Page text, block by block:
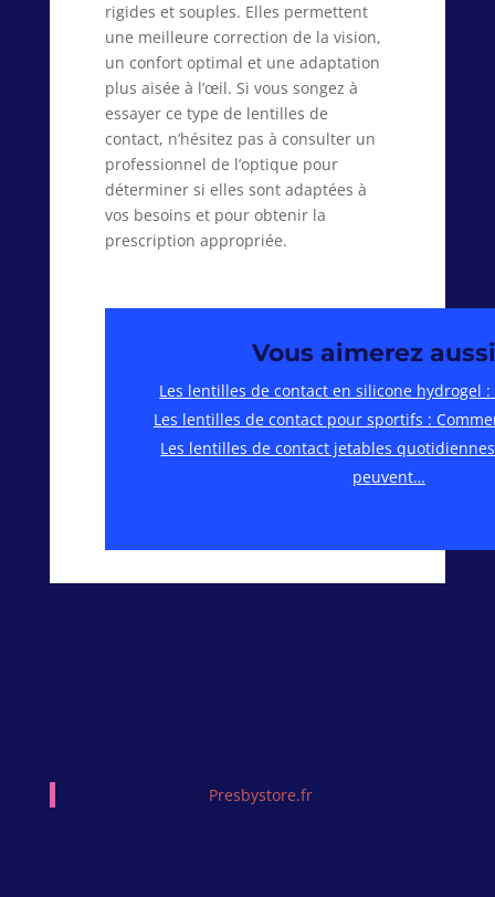
rigides et souples. Elles permettent
une meilleure correction de la vision,
un confort optimal et une adaptation
plus aisée à l’œil. Si vous songez à
essayer ce type de lentilles de
contact, n’hésitez pas à consulter un
professionnel de l’optique pour
déterminer si elles sont adaptées à
vos besoins et pour obtenir la
prescription appropriée.
Vous aimerez
Les lentilles de contact en silicone hydrogel
Les lentilles de contact pour sportifs :
Les lentilles de contact jetables
peuvent…
Presbystore.fr